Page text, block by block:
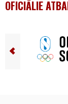
OFICIĀLIE